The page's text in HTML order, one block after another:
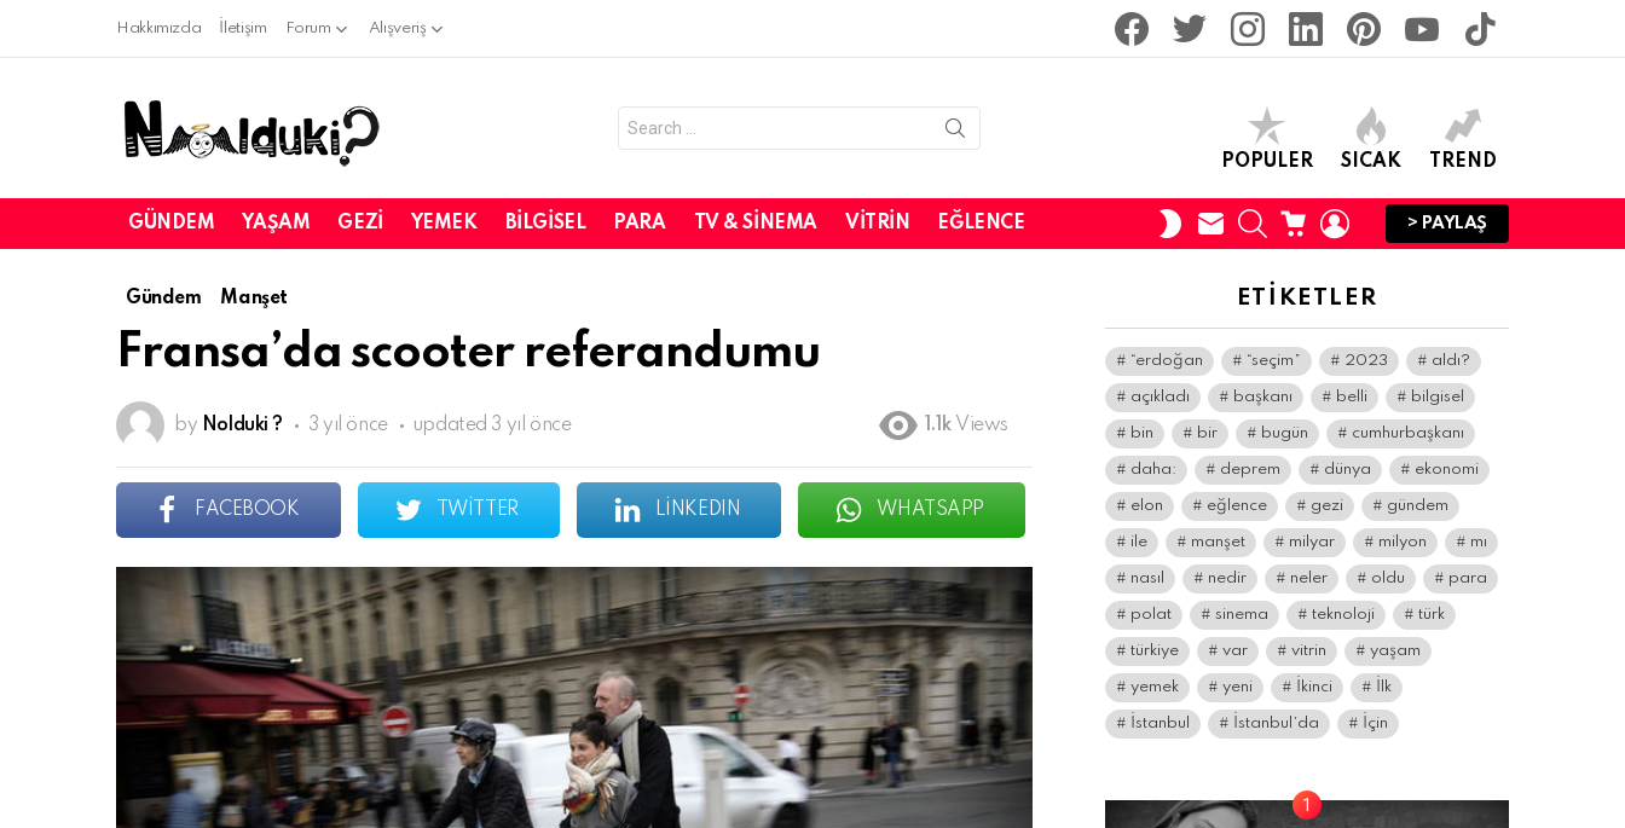
Hakkımızda İletişim Forum Alışveriş
for:
POPULER SICAK TREND
GÜNDEM YAŞAM GEZI YEMEK BILGISEL PARA TV & SINEMA VITRIN EĞLENCE
SWITCH
SKIN
SUBSCRIBE
SEARCHCART LOGIN
> PAYLAŞ
Gündem Manşet
Fransa’da scooter referandumu
by Nolduki ? 3 yıl önce updated 3 yıl önce 1.1k Views
FACEBOOK TWITTER LINKEDIN WHATSAPP
ETIKETLER
“erdoğan “seçim” 2023 aldı?
açıkladı başkanı belli bilgisel
bin bir bugün cumhurbaşkanı
daha: deprem dünya ekonomi
elon eğlence gezi gündem
ile manşet milyar milyon mı
nasıl nedir neler oldu para
polat sinema teknoloji türk
türkiye var vitrin yaşam
yemek yeni İkinci İlk
İstanbul İstanbul’da İçin